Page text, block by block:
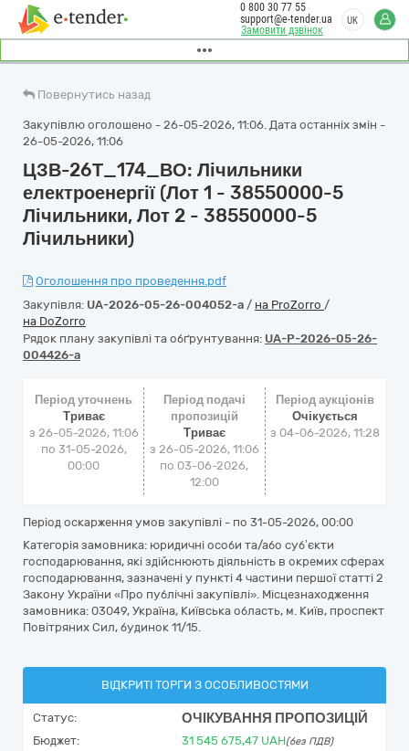
Замовити дзвінок
0 800 30 77 55
support@e-tender.ua
UK
Повернутись назад
Закупівлю оголошено - 26-05-2026, 11:06. Дата останніх змін -
26-05-2026, 11:06
ЦЗВ-26Т_174_ВО: Лічильники
електроенергії (Лот 1 - 38550000-5
Лічильники, Лот 2 - 38550000-5
Лічильники)
Оголошення про проведення.pdf
Закупівля: UA-2026-05-26-004052-a / на ProZorro /
на DoZorro
Рядок плану закупівлі та обґрунтування: UA-P-2026-05-26-
004426-a
Період уточнень
Триває
з 26-05-2026, 11:06
по 31-05-2026,
00:00
Період подачі
пропозицій
Триває
з 26-05-2026, 11:06
по 03-06-2026,
12:00
Період аукціонів
Очікується
з 04-06-2026, 11:28
Період оскарження умов закупівлі - по 31-05-2026, 00:00
Категорія замовника: юридичні особи та/або суб’єкти
господарювання, які здійснюють діяльність в окремих сферах
господарювання, зазначені у пункті 4 частини першої статті 2
Закону України «Про публічні закупівлі». Місцезнаходження
замовника: 03049, Україна, Київська область, м. Київ, проспект
Повітряних Сил, будинок 11/15.
ВІДКРИТІ ТОРГИ З ОСОБЛИВОСТЯМИ
Статус: ОЧІКУВАННЯ ПРОПОЗИЦІЙ
Бюджет: 31 545 675,47 UAH(без ПДВ)